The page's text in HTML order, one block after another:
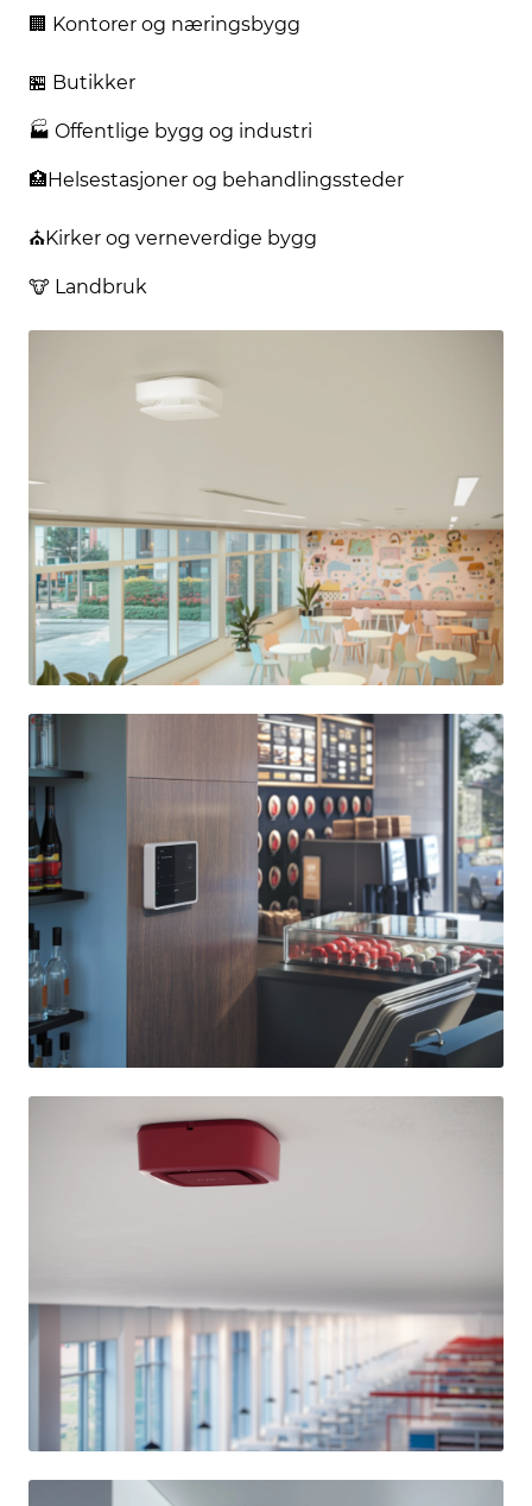
🏢 Kontorer og næringsbygg
🏪 Butikker
🏭 Offentlige bygg og industri
🏥Helsestasjoner og behandlingssteder
⛪Kirker og verneverdige bygg
🐮 Landbruk